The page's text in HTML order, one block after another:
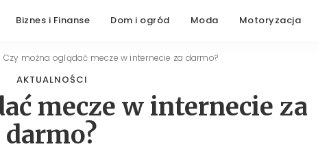
Biznes i Finanse Dom i ogród Moda Motoryzacja
Czy można oglądać mecze w internecie za darmo?
AKTUALNOŚCI
mecze w internecie za
darmo?